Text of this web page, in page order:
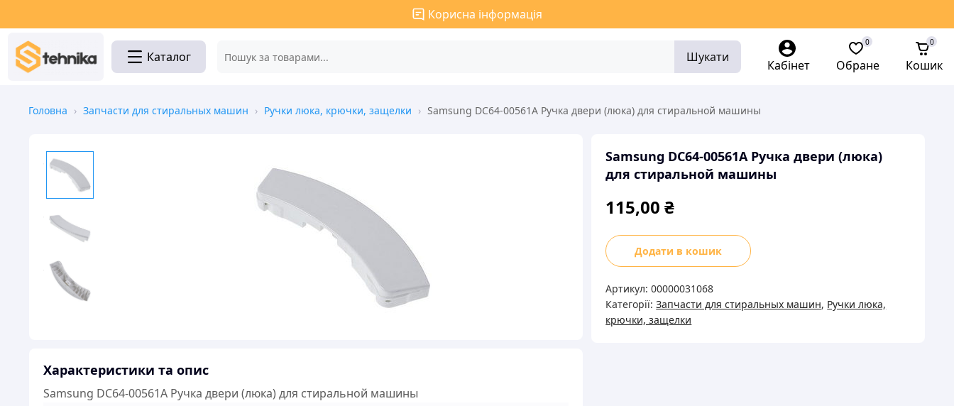
Корисна інформація
Каталог Шукати
Кабінет Обране
0
Кошик
0
Головна › Запчасти для стиральных машин › Ручки люка, крючки, защелки › Samsung DC64-00561A Ручка двери (люка) для стиральной машины
Характеристики та опис
Samsung DC64-00561A Ручка двери (люка) для стиральной машины
Samsung DC64-00561A Ручка двери (люка)
для стиральной машины
115,00₴
Samsung
DC64-
Ручка
(люка)
Додати в кошик
Артикул:00000031068
Категорії:Запчасти для стиральных машин, Ручки люка,
крючки, защелки